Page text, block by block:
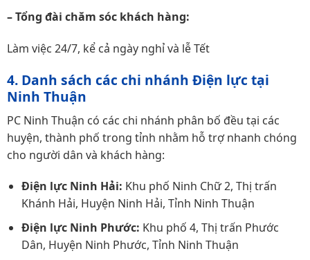
– Tổng đài chăm sóc khách hàng:
Làm việc 24/7, kể cả ngày nghỉ và lễ Tết
4. Danh sách các chi nhánh Điện lực tại
Ninh Thuận
PC Ninh Thuận có các chi nhánh phân bố đều tại các
huyện, thành phố trong tỉnh nhằm hỗ trợ nhanh chóng
cho người dân và khách hàng:
Điện lực Ninh Hải: Khu phố Ninh Chữ 2, Thị trấn
Khánh Hải, Huyện Ninh Hải, Tỉnh Ninh Thuận
Điện lực Ninh Phước: Khu phố 4, Thị trấn Phước
Dân, Huyện Ninh Phước, Tỉnh Ninh Thuận